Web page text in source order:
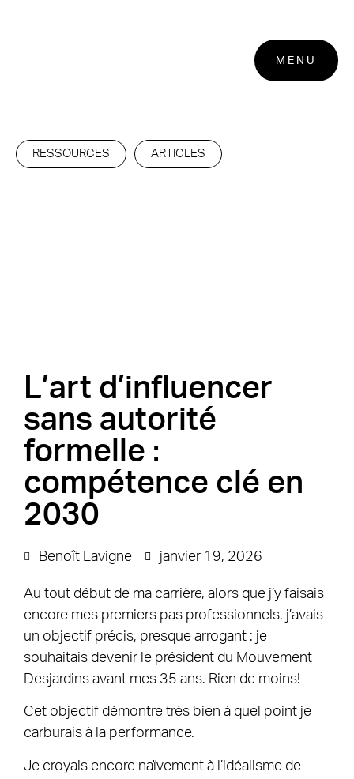
MENU
RESSOURCES ARTICLES
L’art d’influencer
sans autorité
formelle :
compétence clé en
2030
Benoît Lavigne janvier 19, 2026
Au tout début de ma carrière, alors que j’y faisais
encore mes premiers pas professionnels, j’avais
un objectif précis, presque arrogant : je
souhaitais devenir le président du Mouvement
Desjardins avant mes 35 ans. Rien de moins!
Cet objectif démontre très bien à quel point je
carburais à la performance.
Je croyais encore naïvement à l’idéalisme de